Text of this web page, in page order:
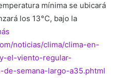
mínima se ubicará
los 13°C, bajo la
noticias/clima/clima-en-
el-viento-regular-
semana-largo-a35.phtml